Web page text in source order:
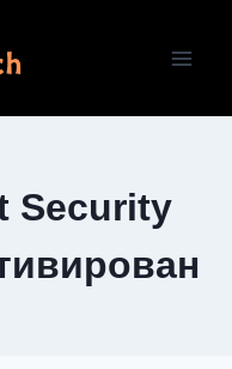
Security